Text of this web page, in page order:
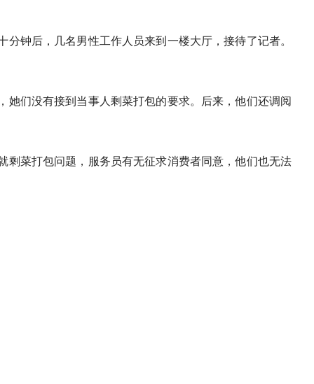
钟后，几名男性工作人员来到一楼大厅，接待了记者。
她们没有接到当事人剩菜打包的要求。后来，他们还调阅
菜打包问题，服务员有无征求消费者同意，他们也无法